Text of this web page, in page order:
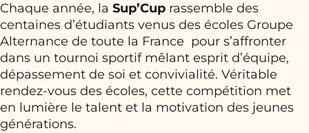
Chaque année, la Sup’Cup rassemble des
centaines d’étudiants venus des écoles Groupe
Alternance de toute la France pour s’affronter
dans un tournoi sportif mêlant esprit d’équipe,
dépassement de soi et convivialité. Véritable
rendez-vous des écoles, cette compétition met
en lumière le talent et la motivation des jeunes
générations.